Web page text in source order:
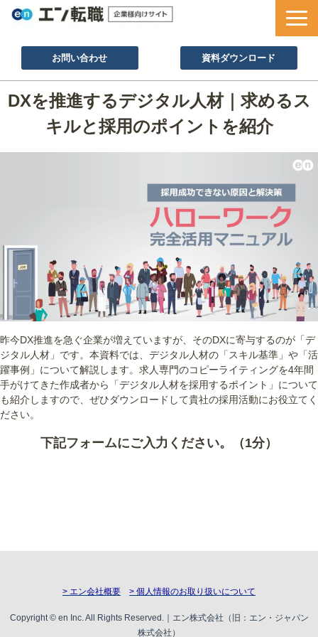
お問い合わせ 資料ダウンロード
サービス一覧
採用ノウハウ
お役立ち資料
DXを推進するデジタル人材｜求めるス
キルと採用のポイントを紹介
昨今DX推進を急ぐ企業が増えていますが、そのDXに寄与するのが「デ
ジタル人材」です。本資料では、デジタル人材の「スキル基準」や「活
躍事例」について解説します。求人専門のコピーライティングを4年間
手がけてきた作成者から「デジタル人材を採用するポイント」について
も紹介しますので、ぜひダウンロードして貴社の採用活動にお役立てく
ださい。
下記フォームにご入力ください。（1分）
> エン会社概要 > 個人情報のお取り扱いについて
Copyright © en Inc. All Rights Reserved.｜エン株式会社（旧：エン・ジャパン
株式会社）